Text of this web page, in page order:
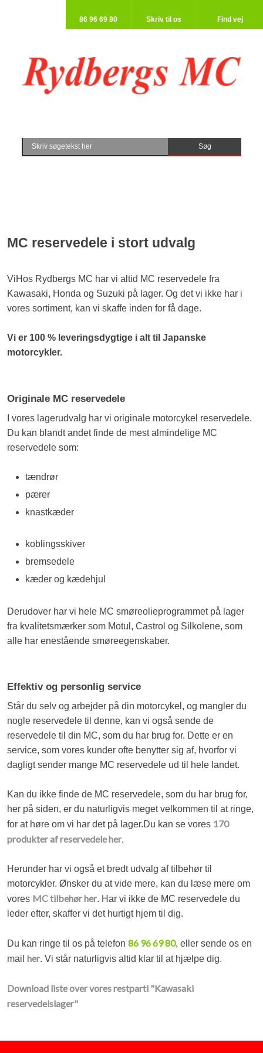
86 96 69 80​ Skriv til os​ Find vej​
MC reservedele i stort udvalg
ViHos Rydbergs MC har vi altid MC reservedele fra
Kawasaki, Honda og Suzuki på lager. Og det vi ikke har i
vores sortiment, kan vi skaffe inden for få dage.
Vi er 100 % leveringsdygtige i alt til Japanske
motorcykler.
Originale MC reservedele
I vores lagerudvalg har vi originale motorcykel reservedele.
Du kan blandt andet finde de mest almindelige MC
reservedele som:
tændrør
pærer
knastkæder
koblingsskiver
bremsedele
kæder og kædehjul
Derudover har vi hele MC smøreolieprogrammet på lager
fra kvalitetsmærker som Motul, Castrol og Silkolene, som
alle har enestående smøreegenskaber​.
Effektiv og personlig service
Står du selv og arbejder på din motorcykel, og mangler du
nogle reservedele til denne, kan vi også sende de
reservedele til din MC, som du har brug for. Dette er en
service, som vores kunder ofte benytter sig af, hvorfor vi
dagligt sender mange MC reservedele ud til hele landet.
Kan du ikke finde de MC reservedele, som du har brug for,
her på siden, er du naturligvis meget velkommen til at ringe,
for at høre om vi har det på lager.Du kan se vores 170
produkter af reservedele her.
​Herunder har vi også et bredt udvalg af tilbehør til
motorcykler. Ønsker du at vide mere, kan du læse mere om
vores MC tilbehør her. Har vi ikke de MC reservedele du
leder efter, skaffer vi det hurtigt hjem til dig.​
Du kan ringe til os på telefon86 96 69 80, eller sende os en
mail her. Vi står naturligvis altid klar til at hjælpe dig.
Download liste over vores restparti "Kawasaki
reservedelslager"